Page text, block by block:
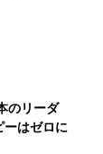
のリーダ
ーはゼロに